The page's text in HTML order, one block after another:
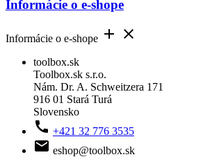
Informácie o e-shope
Informácie o e-shope  
toolbox.sk
Toolbox.sk s.r.o.
Nám. Dr. A. Schweitzera 171
916 01 Stará Turá
Slovensko
 +421 32 776 3535
 eshop@toolbox.sk